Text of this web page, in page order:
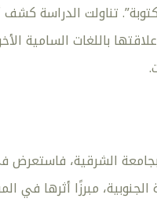
تناولت الدراسة كشف
باللغات السامية
بجامعة الشرقية،
الجنوبية، مبرزًا أثرها في